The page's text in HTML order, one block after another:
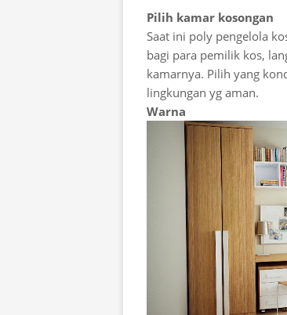
Pilih kamar kosongan
Saat ini poly pengelola
bagi para pemilik kos,
kamarnya. Pilih yang
lingkungan yg aman.
Warna